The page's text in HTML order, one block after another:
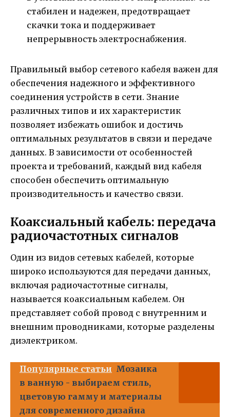
стабилен и надежен, предотвращает
скачки тока и поддерживает
непрерывность электроснабжения.
Правильный выбор сетевого кабеля важен для
обеспечения надежного и эффективного
соединения устройств в сети. Знание
различных типов и их характеристик
позволяет избежать ошибок и достичь
оптимальных результатов в связи и передаче
данных. В зависимости от особенностей
проекта и требований, каждый вид кабеля
способен обеспечить оптимальную
производительность и качество связи.
Коаксиальный кабель: передача
радиочастотных сигналов
Один из видов сетевых кабелей, которые
широко используются для передачи данных,
включая радиочастотные сигналы,
называется коаксиальным кабелем. Он
представляет собой провод с внутренним и
внешним проводниками, которые разделены
диэлектриком.
Популярные статьи Мозаика
в ванную - выбираем стиль,
цветовую гамму и материалы
для современного дизайна